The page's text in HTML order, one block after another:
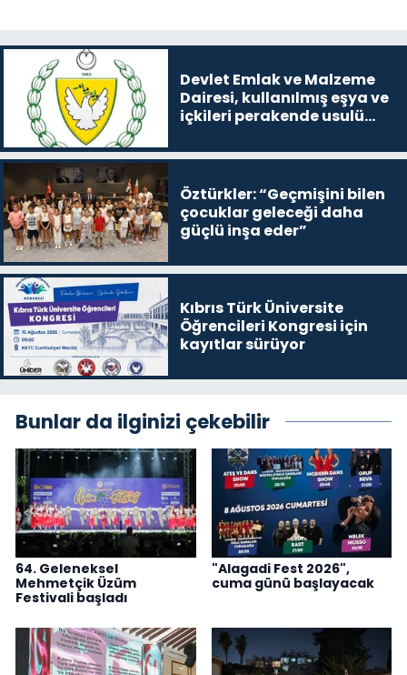
Devlet Emlak ve Malzeme
Dairesi, kullanılmış eşya ve
içkileri perakende usulü
Öztürkler: “Geçmişini bilen
çocuklar geleceği daha
güçlü inşa eder”
Kıbrıs Türk Üniversite
Öğrencileri Kongresi için
kayıtlar sürüyor
Bunlar da ilginizi çekebilir
64. Geleneksel
Mehmetçik Üzüm
Festivali başladı
"Alagadi Fest 2026",
cuma günü başlayacak